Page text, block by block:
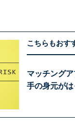
こちらもおす
マッチング
手の身元が